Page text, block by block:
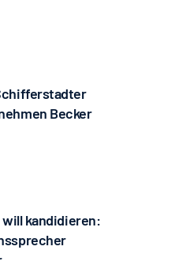
Becker
will kandidieren: